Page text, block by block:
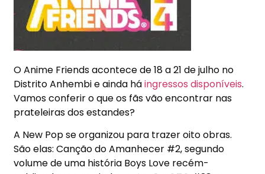
O Anime Friends acontece de 18 a21 de julho no
Distrito Anhembi e ainda háingressos disponíveis.
Vamos conferir o que os fãs vão encontrar nas
prateleiras dos estandes?
A New Pop se organizou para trazer oito obras.
São elas: Canção do Amanhecer #2, segundo
volume de uma história Boys Love recém-